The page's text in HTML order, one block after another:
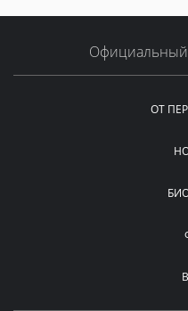
Официальный
ОТ